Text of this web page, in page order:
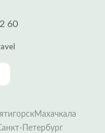
60
Махачкала
Петербург